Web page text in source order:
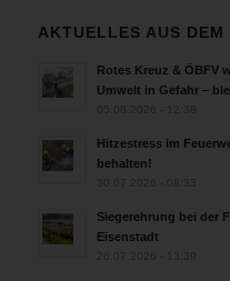
AKTUELLES AUS DEM
Rotes Kreuz & ÖBFV
Umwelt in Gefahr –
Hitzestress im
behalten!
Siegerehrung bei der
Eisenstadt